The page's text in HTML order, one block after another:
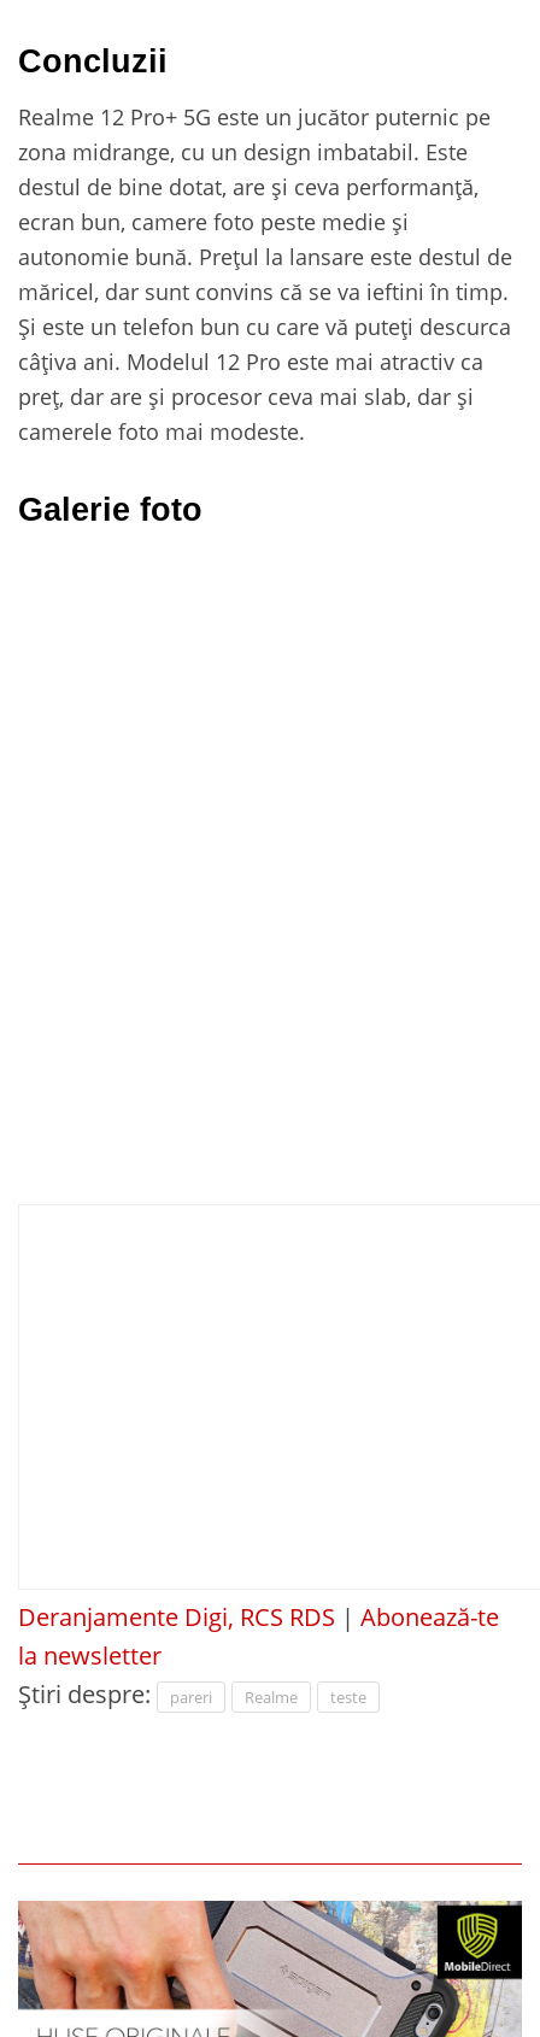
Concluzii
Realme 12 Pro+ 5G este un jucător puternic pe
zona midrange, cu un design imbatabil. Este
destul de bine dotat, are și ceva performanță,
ecran bun, camere foto peste medie și
autonomie bună. Prețul la lansare este destul de
măricel, dar sunt convins că se va ieftini în timp.
Și este un telefon bun cu care vă puteți descurca
câțiva ani. Modelul 12 Pro este mai atractiv ca
preț, dar are și procesor ceva mai slab, dar și
camerele foto mai modeste.
Galerie foto
Deranjamente Digi, RCS RDS | Abonează-te
la newsletter
Știri despre:
pareri Realme teste